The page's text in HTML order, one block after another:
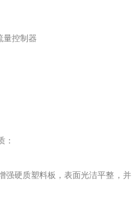
量控制器
：
强硬质塑料板，表面光洁平整，并